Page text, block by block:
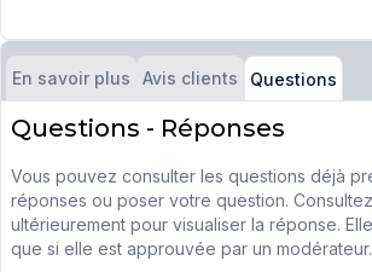
En savoir plus Avis clients Questions
Questions - Réponses
Vous pouvez consulter les questions déjà
réponses ou poser votre question.
ultérieurement pour visualiser la réponse.
que si elle est approuvée par un modérateur.